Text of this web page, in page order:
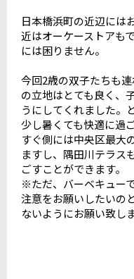
日本橋浜町の近辺には
近はオーケーストアも
には困りません。
今回2歳の双子たちも
の立地はとても良く、
うにしてくれました。
少し暑くても快適に過
すぐ側には中央区最大
ますし、隅田川テラス
ごすことができます。
※ただ、バーベキュー
注意をお願いしたいの
ないようにお願い致し